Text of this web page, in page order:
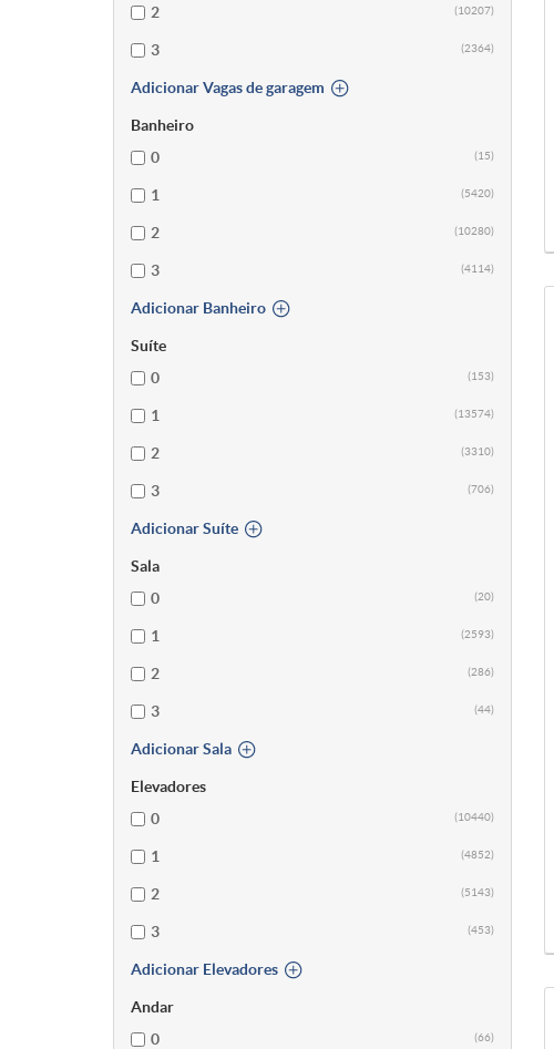
2 (10207)
3 (2364)
Adicionar Vagas de garagem
Banheiro
0
(15)
1 (5420)
2 (10280)
3 (4114)
Adicionar Banheiro
Suíte
0
(153)
1 (13574)
2 (3310)
3 (706)
Adicionar Suíte
Sala
0
(20)
1 (2593)
2 (286)
3 (44)
Adicionar Sala
Elevadores
0
(10440)
1 (4852)
2 (5143)
3 (453)
Adicionar Elevadores
Andar
0
(66)